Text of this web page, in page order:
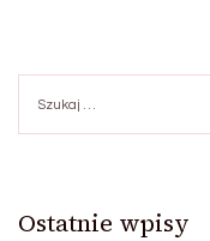
Ostatnie wpisy